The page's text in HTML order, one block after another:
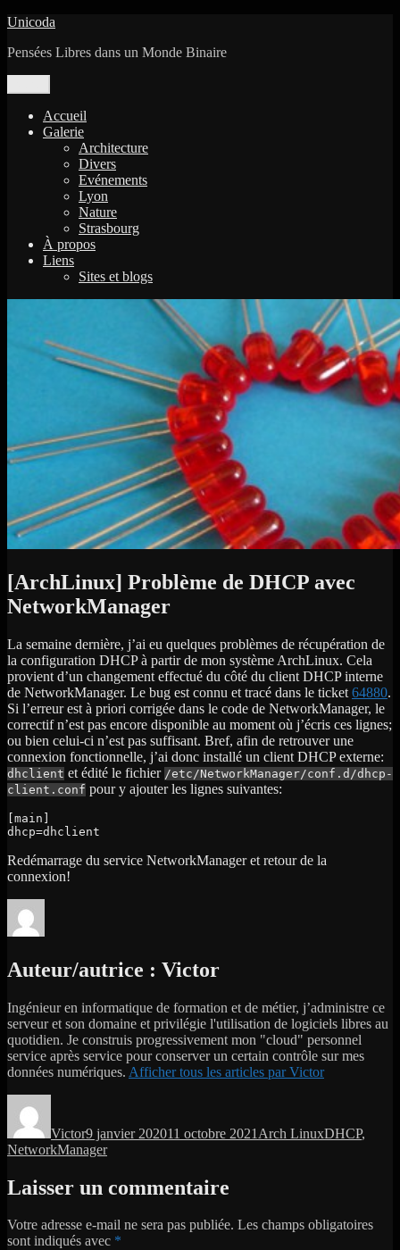
Aller
contenu
Unicoda
Pensées Libres dans un Monde Binaire
Accueil
Galerie
Architecture
Divers
Evénements
Lyon
Nature
Strasbourg
À propos
Liens
Sites et blogs
[ArchLinux] Problème de DHCP avec
NetworkManager
La semaine dernière, j’ai eu quelques problèmes de récupération de
la configuration DHCP à partir de mon système ArchLinux. Cela
provient d’un changement effectué du côté du client DHCP interne
de NetworkManager. Le bug est connu et tracé dans le ticket 64880.
Si l’erreur est à priori corrigée dans le code de NetworkManager, le
correctif n’est pas encore disponible au moment où j’écris ces lignes;
ou bien celui-ci n’est pas suffisant. Bref, afin de retrouver une
connexion fonctionnelle, j’ai donc installé un client DHCP externe:
dhclient et édité le fichier /etc/NetworkManager/conf.d/dhcp-
client.conf pour y ajouter les lignes suivantes:
[main]
dhcp=dhclient
Redémarrage du service NetworkManager et retour de la
connexion!
Auteur/autrice : Victor
Ingénieur en informatique de formation et de métier, j’administre ce
serveur et son domaine et privilégie l'utilisation de logiciels libres au
quotidien. Je construis progressivement mon "cloud" personnel
service après service pour conserver un certain contrôle sur mes
données numériques. Afficher tous les articles par Victor
Victor9 janvier 202011 octobre 2021 Arch LinuxDHCP,
NetworkManager
Laisser un commentaire
Votre adresse e-mail ne sera pas publiée. Les champs obligatoires
sont indiqués avec *